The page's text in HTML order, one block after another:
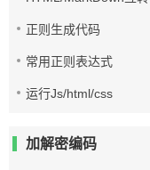
正则生成代码
常用正则表达式
运行Js/html/css
加解密编码